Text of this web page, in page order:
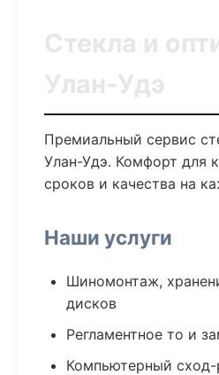
Стекла и
Улан-Удэ
Премиальный сервис
Улан-Удэ. Комфорт для
сроков и качества на
Наши услуги
Шиномонтаж,
дисков
Регламентное то и
Компьютерный сход-